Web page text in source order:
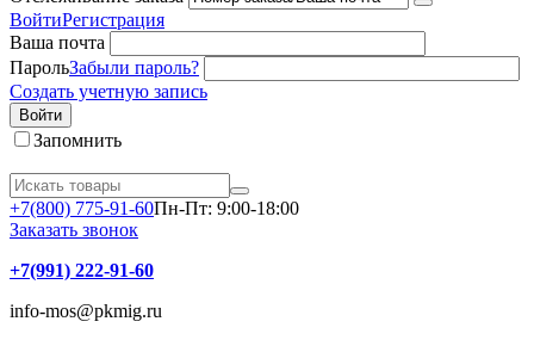
ВойтиРегистрация
Ваша почта
ПарольЗабыли пароль?
Создать учетную запись
Войти
Запомнить
+7(800) 775-91-60Пн-Пт: 9:00-18:00
Заказать звонок
+7(991) 222-91-60
info-mos@pkmig.ru